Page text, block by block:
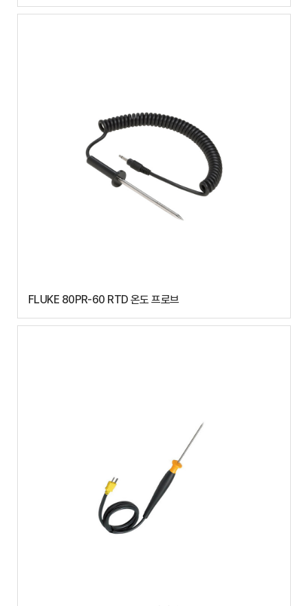
FLUKE 80PR-60 RTD 온도 프로브